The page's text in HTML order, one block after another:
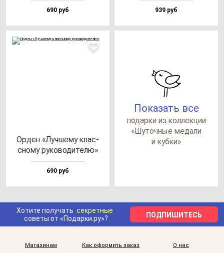
690 руб 939 руб
Орден «Луч­ше­му клас­
сно­му ру­ко­во­ди­те­лю»
690 руб
Показать все
по­дар­ки из кол­лек­ции
«Шуточ­ные ме­да­ли
и куб­ки»
Хотите получать секретные
советы от «Подарки.ру»?
ПОДПИШИТЕСЬ
Магазинам Как оформить заказ О нас